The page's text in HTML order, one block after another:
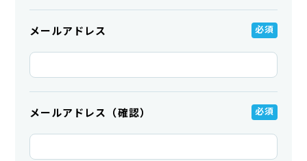
メールアドレス
メールアドレス（確認）